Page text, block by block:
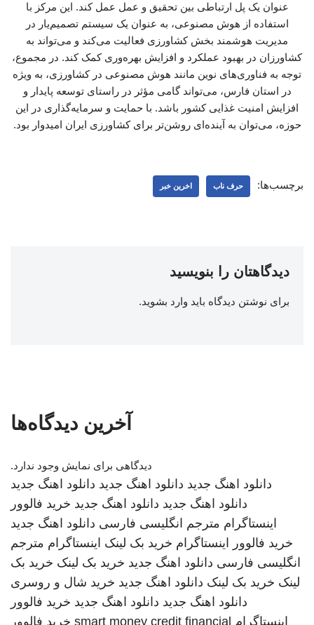
عنوان یک پل ارتباطی بین تحقیق و عمل عمل کند. این مرکز با
استفاده از هوش مصنوعی، به عنوان یک سیستم تصمیم‌یار در
مدیریت هوشمند بخش کشاورزی فعالیت می‌کند و می‌تواند به
کشاورزان در بهبود عملکرد و افزایش بهره‌وری کمک کند. در مجموع،
توجه به فناوری‌های نوین مانند هوش مصنوعی در کشاورزی، به ویژه
در استان فارس، می‌تواند گامی مؤثر در راستای توسعه پایدار و
افزایش امنیت غذایی کشور باشد. با حمایت و سرمایه‌گذاری در این
حوزه، می‌توان به آینده‌ای روشن‌تر برای کشاورزی ایران امیدوار بود.
برچسب‌ها: حرف ناب اخرین خبر
دیدگاهتان را بنویسید
برای نوشتن دیدگاه باید وارد بشوید.
آخرین دیدگاه‌ها
دیدگاهی برای نمایش وجود ندارد.
دانلود اهنگ جدید دانلود اهنگ جدید دانلود اهنگ جدید
دانلود اهنگ جدید دانلود اهنگ جدید خرید فالوور
اینستاگرام مترجم انگلیسی فارسی دانلود اهنگ جدید
خرید فالوور اینستاگرام خرید بک لینک اینستاگرام مترجم
انگلیسی فارسی دانلود اهنگ جدید خرید بک لینک خرید بک
لینک خرید بک لینک دانلود اهنگ جدید خرید شال و روسری
دانلود اهنگ جدید دانلود اهنگ جدید خرید فالوور
اینستاگرام smart money credit financial خرید فالوور